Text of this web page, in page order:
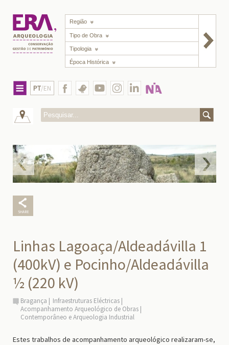
Região
Tipo de Obra
Tipologia
Época Histórica
PT/EN
Linhas Lagoaça/Aldeadávilla 1
(400kV) e Pocinho/Aldeadávilla
½ (220 kV)
Bragança
Infraestruturas Eléctricas
Acompanhamento Arqueológico de Obras
Contemporâneo e Arqueologia Industrial
Estes trabalhos de acompanhamento arqueológico realizaram-se,